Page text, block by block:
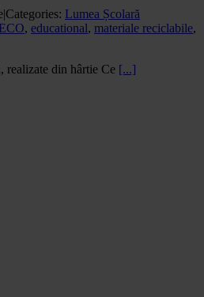
|Categories: Lumea Școlară
ECO, educational, materiale reciclabile,
realizate din hârtie Ce [...]